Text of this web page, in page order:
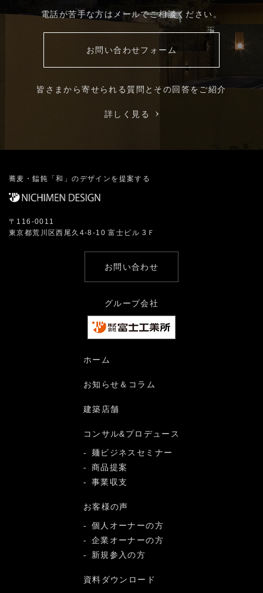
電話が苦手な方はメールでご相談ください。
お問い合わせフォーム
皆さまから寄せられる質問とその回答をご紹介
詳しく見る
蕎麦・饂飩「和」のデザインを提案する
〒116-0011
東京都荒川区西尾久4-8-10 富士ビル 3Ｆ
お問い合わせ
グループ会社
ホーム
お知らせ＆コラム
建築店舗
コンサル&プロデュース
麺ビジネスセミナー
商品提案
事業収支
お客様の声
個人オーナーの方
企業オーナーの方
新規参入の方
資料ダウンロード